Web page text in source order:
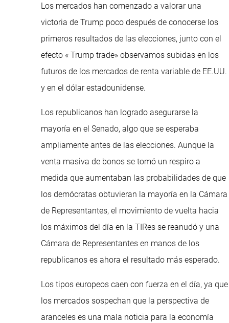
Los mercados han comenzado a valorar una
victoria de Trump poco después de conocerse los
primeros resultados de las elecciones, junto con el
efecto « Trump trade» observamos subidas en los
futuros de los mercados de renta variable de EE.UU.
y en el dólar estadounidense.
Los republicanos han logrado asegurarse la
mayoría en el Senado, algo que se esperaba
ampliamente antes de las elecciones. Aunque la
venta masiva de bonos se tomó un respiro a
medida que aumentaban las probabilidades de que
los demócratas obtuvieran la mayoría en la Cámara
de Representantes, el movimiento de vuelta hacia
los máximos del día en la TIRes se reanudó y una
Cámara de Representantes en manos de los
republicanos es ahora el resultado más esperado.
Los tipos europeos caen con fuerza en el día, ya que
los mercados sospechan que la perspectiva de
aranceles es una mala noticia para la economía